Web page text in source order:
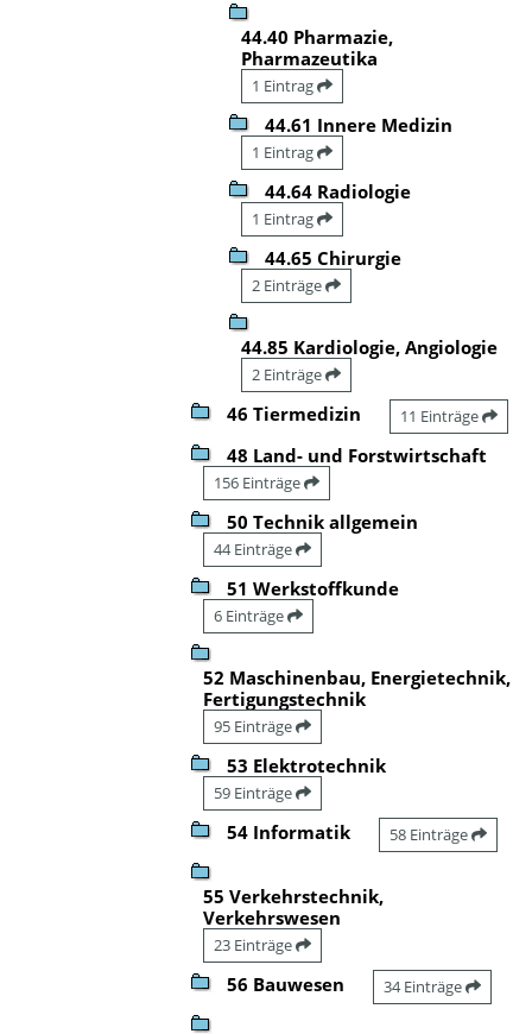
44.40 Pharmazie,
Pharmazeutika
1 Eintrag
44.61 Innere Medizin
1 Eintrag
44.64 Radiologie
1 Eintrag
44.65 Chirurgie
2 Einträge
44.85 Kardiologie, Angiologie
2 Einträge
46 Tiermedizin 11 Einträge
48 Land- und Forstwirtschaft
156 Einträge
50 Technik allgemein
44 Einträge
51 Werkstoffkunde
6 Einträge
52 Maschinenbau, Energietechnik,
Fertigungstechnik
95 Einträge
53 Elektrotechnik
59 Einträge
54 Informatik 58 Einträge
55 Verkehrstechnik,
Verkehrswesen
23 Einträge
56 Bauwesen 34 Einträge